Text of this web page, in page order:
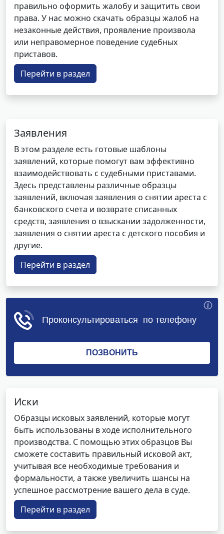
правильно оформить жалобу и защитить свои
права. У нас можно скачать образцы жалоб на
незаконные действия, проявление произвола
или неправомерное поведение судебных
приставов.
Перейти в раздел
Заявления
В этом разделе есть готовые шаблоны
заявлений, которые помогут вам эффективно
взаимодействовать с судебными приставами.
Здесь представлены различные образцы
заявлений, включая заявления о снятии ареста с
банковского счета и возврате списанных
средств, заявления о взыскании задолженности,
заявления о снятии ареста с детского пособия и
другие.
Перейти в раздел
Иски
Образцы исковых заявлений, которые могут
быть использованы в ходе исполнительного
производства. С помощью этих образцов Вы
сможете составить правильный исковой акт,
учитывая все необходимые требования и
формальности, а также увеличить шансы на
успешное рассмотрение вашего дела в суде.
Перейти в раздел